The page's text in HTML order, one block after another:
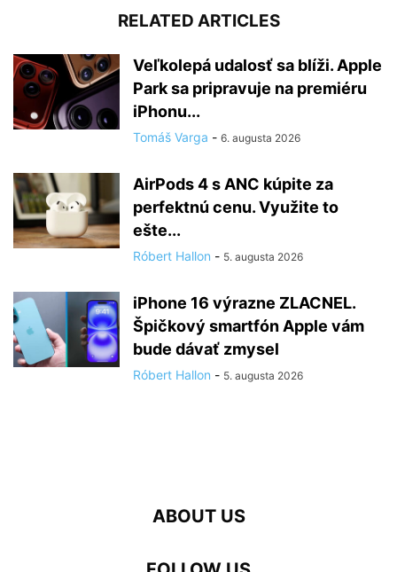
RELATED ARTICLES
Veľkolepá udalosť sa blíži. Apple
Park sa pripravuje na premiéru
iPhonu...
Tomáš Varga - 6. augusta 2026
AirPods 4 s ANC kúpite za
perfektnú cenu. Využite to
ešte...
Róbert Hallon - 5. augusta 2026
iPhone 16 výrazne ZLACNEL.
Špičkový smartfón Apple vám
bude dávať zmysel
Róbert Hallon - 5. augusta 2026
ABOUT US